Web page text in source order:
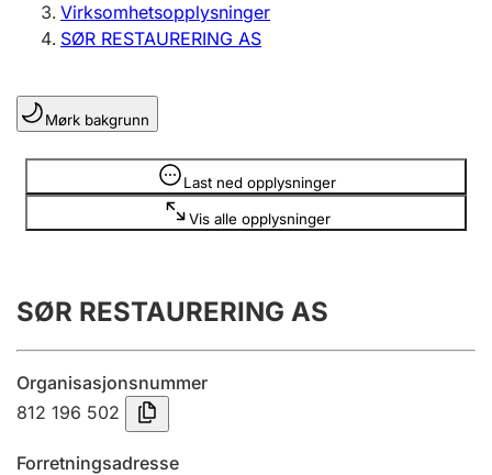
Enkeltpersonforetak
Registrere, endre, slette
Lag og forening
Registrere, endre, slette
Årsregnskap
Innsending og forsinkelsesgebyr
Tinglysing
Virksomhetsopplysninger
SØR RESTAURERING AS
Mørk bakgrunn
Last ned opplysninger
Vis alle opplysninger
Opplysninger er skjult
SØR RESTAURERING AS
Organisasjonsnummer
812 196 502
Forretningsadresse